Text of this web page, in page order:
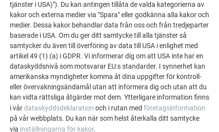
JPG PREFA Restaurant Mimama 1 (jpg) © PREFA | CROCE & WIR
1 mb
JPG PREFA Restaurant Mimama 2 (jpg) © PREFA | CROCE & WIR
1 mb
JPG
tjänster i USA)"). Du kan antingen tillåta de valda kategorierna av
kakor och externa medier via "Spara" eller godkänna alla kakor och
medier. Dessa kakor behandlar data från oss och från tredjeparter
baserade i USA. Om du ger ditt samtycke till alla tjänster så
samtycker du även till överföring av data till USA i enlighet med
artikel 49 (1) (a) i GDPR. Vi informerar dig om att USA inte har en
dataskyddsnivå som motsvarar EU:s standarder. I synnerhet kan
amerikanska myndigheter komma åt dina uppgifter för kontroll-
eller övervakningsändamål utan att informera dig och utan att du
kan vidta rättsliga åtgärder mot dem. Ytterligare information finns
i vårdataskyddsdeklaration och i rutan med företagsinformation
på vår webbplats. Du kan när som helst återkalla ditt samtycke
via inställningarna för kakor.